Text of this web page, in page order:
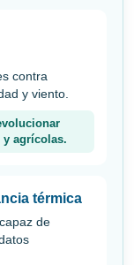
contra
y viento.
y agrícolas.
térmica
de